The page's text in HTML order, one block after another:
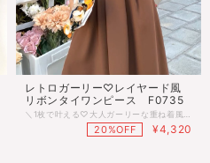
レトロガーリー♡レイヤード風
リボンタイワンピース F0735
20%OFF ¥4,320